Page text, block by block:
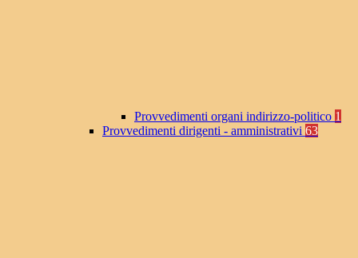
Provvedimenti organi indirizzo-politico 1
Provvedimenti dirigenti - amministrativi 63